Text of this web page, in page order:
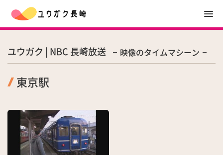
ユウガク | NBC 長崎放送 映像のタイムマシーン
東京駅